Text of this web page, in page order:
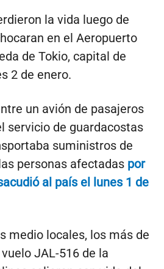
la vida luego de
en el Aeropuerto
de Tokio, capital de
2 de enero.
un avión de pasajeros
servicio de guardacostas
suministros de
personas afectadas por
al país el lunes 1 de
medio locales, los más de
JAL-516 de la